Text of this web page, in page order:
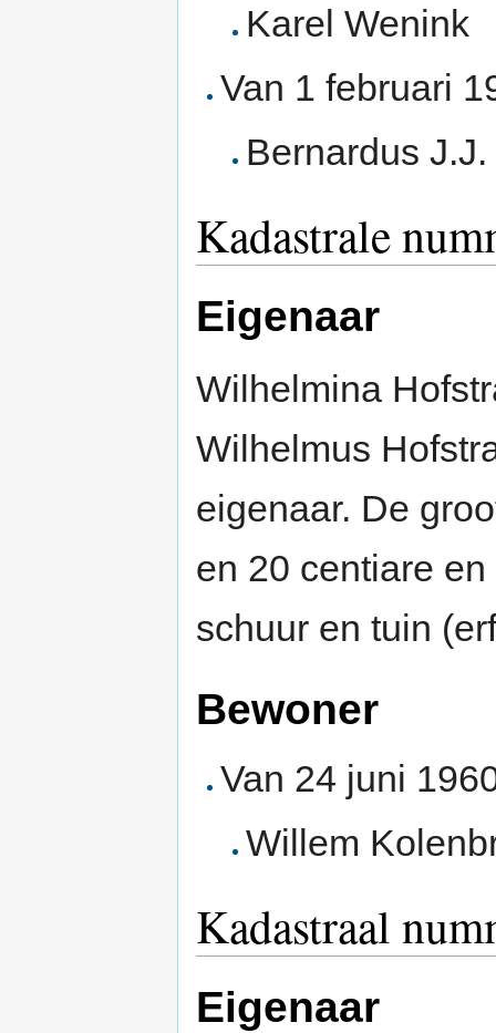
Karel Wenink
Van 1 februari
Bernardus
Kadastrale
Eigenaar
Wilhelmina
Wilhelmus
eigenaar. De
en 20 centiare
schuur en tuin
Bewoner
Van 24 juni
Willem
Kadastraal
Eigenaar